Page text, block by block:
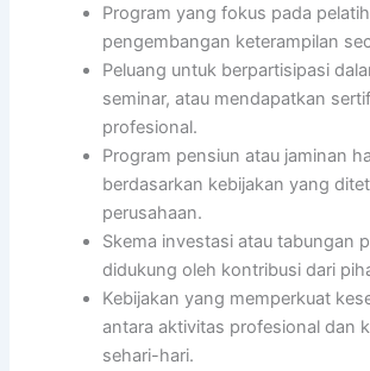
Program yang fokus pada
pengembangan keterampilan
Peluang untuk berpartisipasi
seminar, atau mendapatkan
profesional.
Program pensiun atau jaminan
berdasarkan kebijakan yang
perusahaan.
Skema investasi atau tabungan
didukung oleh kontribusi dari
Kebijakan yang memperkuat
antara aktivitas profesional dan
sehari-hari.